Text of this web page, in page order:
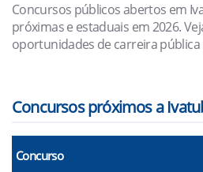
Concursos públicos abertos em
próximas e estaduais em 2026.
oportunidades de carreira pública
Concursos próximos a
Concurso